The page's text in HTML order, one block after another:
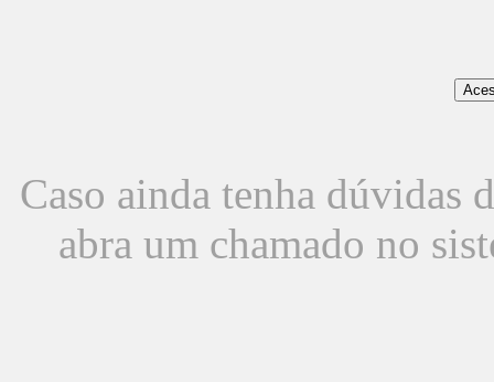
Caso ainda tenha dúvidas
abra um chamado no